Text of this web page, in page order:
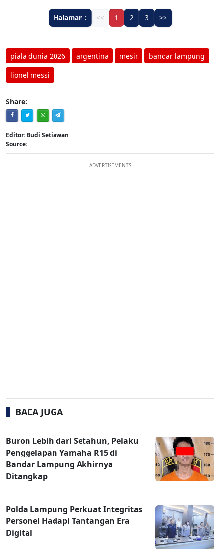
Halaman : << 1 2 3 >>
piala dunia 2026 argentina mesir bandar lampung
lionel messi
Share:
Editor: Budi Setiawan
Source:
ADVERTISEMENTS
BACA JUGA
Buron Lebih dari Setahun, Pelaku
Penggelapan Yamaha R15 di
Bandar Lampung Akhirnya
Ditangkap
Polda Lampung Perkuat Integritas
Personel Hadapi Tantangan Era
Digital